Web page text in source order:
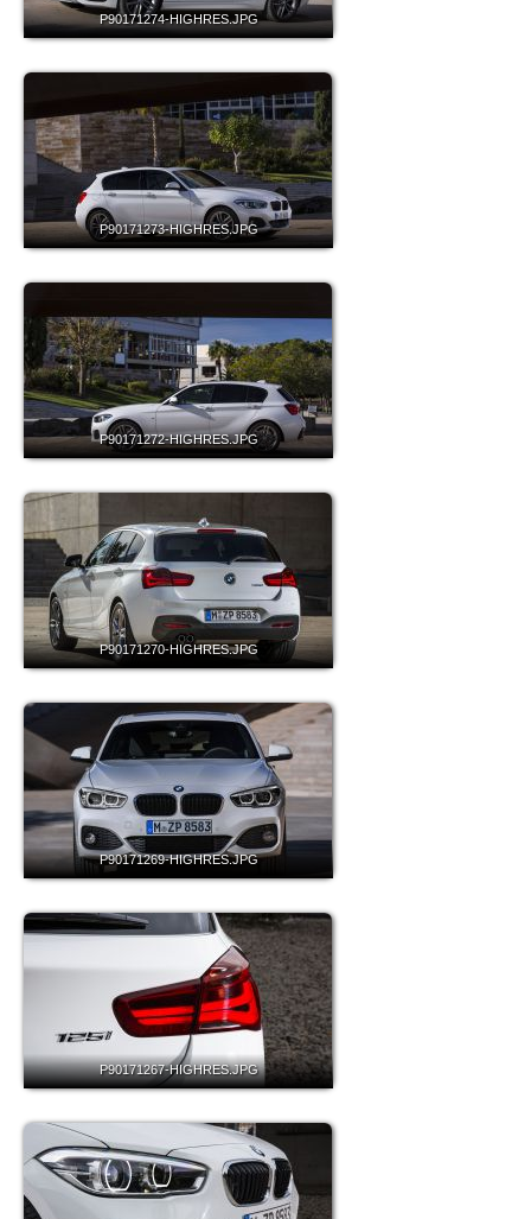
P90171274-HIGHRES.JPG
P90171273-HIGHRES.JPG
P90171272-HIGHRES.JPG
P90171270-HIGHRES.JPG
P90171269-HIGHRES.JPG
P90171267-HIGHRES.JPG